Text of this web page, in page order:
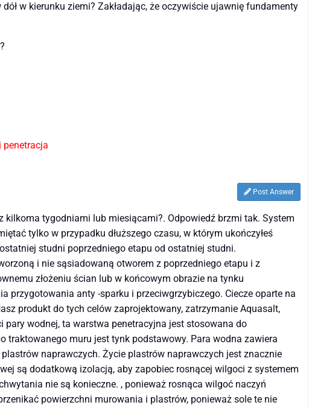
w kierunku ziemi? Zakładając, że oczywiście ujawnię fundamenty
penetracja
Post Answer
kilkoma tygodniami lub miesiącami?. Odpowiedź brzmi tak. System
tylko w przypadku dłuższego czasu, w którym ukończyłeś
studni poprzedniego etapu od ostatniej studni.
i nie sąsiadowaną otworem z poprzedniego etapu i z
złożeniu ścian lub w końcowym obrazie na tynku
przygotowania anty -sparku i przeciwgrzybiczego. Ciecze oparte na
produkt do tych celów zaprojektowany, zatrzymanie Aquasalt,
wodnej, ta warstwa penetracyjna jest stosowana do
traktowanego muru jest tynk podstawowy. Para wodna zawiera
naprawczych. Życie plastrów naprawczych jest znacznie
są dodatkową izolacją, aby zapobiec rosnącej wilgoci z systemem
nie są konieczne. , ponieważ rosnąca wilgoć naczyń
powierzchni murowania i plastrów, ponieważ sole te nie